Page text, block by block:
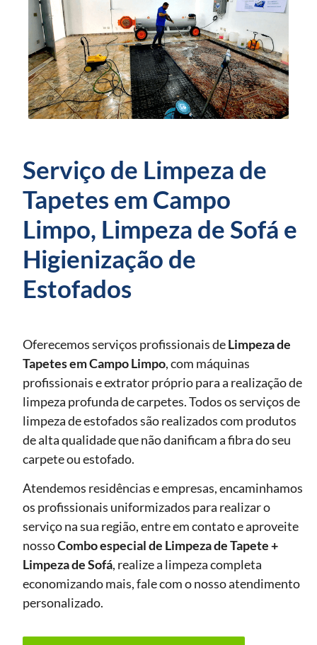
Serviço de Limpeza de
Tapetes em Campo
Limpo, Limpeza de Sofá e
Higienização de
Estofados
Oferecemos serviços profissionais deLimpeza de
Tapetesem Campo Limpo, com máquinas
profissionais e extrator próprio para a realização de
limpeza profunda de carpetes. Todos os serviços de
limpeza de estofados são realizados com produtos
de alta qualidade que não danificam a fibra do seu
carpete ou estofado.
Atendemos residências e empresas, encaminhamos
os profissionais uniformizados para realizar o
serviço na sua região, entre em contato e aproveite
nossoCombo especial de Limpeza de Tapete +
Limpeza de Sofá, realize a limpeza completa
economizando mais, fale com o nosso atendimento
personalizado.